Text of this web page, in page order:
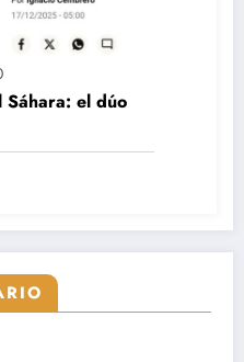
Sáhara: el dúo